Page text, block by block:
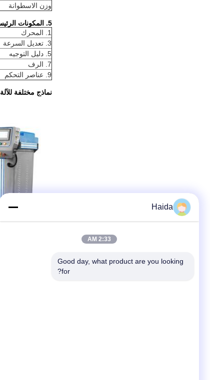
وزن الاسطوانة
5. المكونات الرئيسية:
1. المحرك
3. تعديل السرعة
5. دليل التوجيه
7. الرف
9. عناصر التحكم
نماذج مختلفة للآلة
Haida
2:33 AM
Good day, what product are you looking
for?